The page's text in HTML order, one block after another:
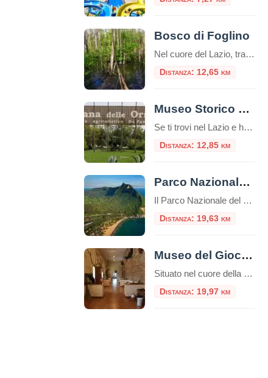
Bosco di Foglino
Nel cuore del Lazio, tra distese di verde e sentieri ricchi di fascino, si trova il Bosco di Foglino, un’area naturale che offre una delle esperienze più suggestive e autentiche per gli amanti della natura e della storia. Parte del comune di Nettuno, questo polmone verde si estende per circa 500 ettari e rappresenta uno […]
Distanza: 12,65 km
Museo Storico Piana delle Orme
Se ti trovi nel Lazio e hai voglia di fare un salto indietro nel tempo, il Museo Storico Piana delle Orme è una tappa davvero imperdibile. Un museo unico nel suo genere, perfetto per una gita fuori porta, adatto a famiglie, appassionati di storia, scuole e curiosi di ogni età. A pochi chilometri da Latina, […]
Distanza: 12,85 km
Parco Nazionale del Circeo
Il Parco Nazionale del Circeo si estende per circa 8.500 ettari lungo la costa tirrenica del Lazio A solo una oretta di macchina dalla Capitale, a sud, si trova un’area naturale protetta dove convivono ambienti diversi creando un ecosistema perfetto. Secondo la mitologia, la maga Circe, dopo aver tentato di trasformare Ulisse ei suoi compagni […]
Distanza: 19,63 km
Museo del Giocattolo Ludus di Sezze
Situato nel cuore della città di Sezze, il Museo del Giocattolo è una tappa obbligata per famiglie. I musei sono spesso considerati luoghi di conservazione del passato, dove antiche opere d’arte e reperti storici sono esposti per la posterità. Tuttavia, ci sono musei che vanno oltre questa concezione tradizionale e ci immergono in mondi fantastici […]
Distanza: 19,97 km